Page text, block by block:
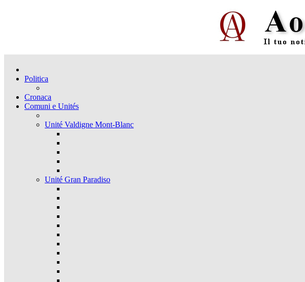
Politica
Cronaca
Comuni e Unités
Unité Valdigne Mont-Blanc
Unité Gran Paradiso